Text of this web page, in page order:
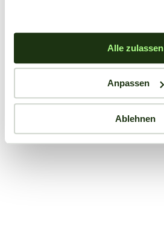
Alle zulassen
Anpassen
Ablehnen